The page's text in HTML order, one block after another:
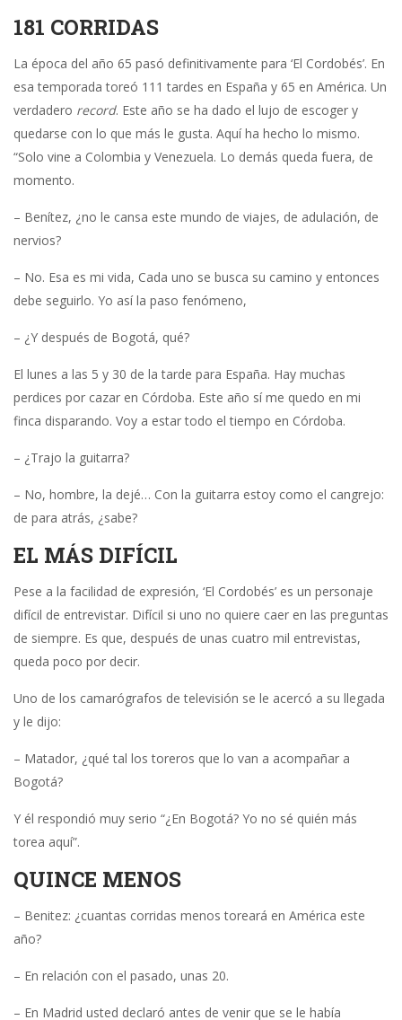
181 CORRIDAS
La época del año 65 pasó definitivamente para ‘El Cordobés’. En
esa temporada toreó 111 tardes en España y 65 en América. Un
verdadero record. Este año se ha dado el lujo de escoger y
quedarse con lo que más le gusta. Aquí ha hecho lo mismo.
“Solo vine a Colombia y Venezuela. Lo demás queda fuera, de
momento.
– Benítez, ¿no le cansa este mundo de viajes, de adulación, de
nervios?
– No. Esa es mi vida, Cada uno se busca su camino y entonces
debe seguirlo. Yo así la paso fenómeno,
– ¿Y después de Bogotá, qué?
El lunes a las 5 y 30 de la tarde para España. Hay muchas
perdices por cazar en Córdoba. Este año sí me quedo en mi
finca disparando. Voy a estar todo el tiempo en Córdoba.
– ¿Trajo la guitarra?
– No, hombre, la dejé… Con la guitarra estoy como el cangrejo:
de para atrás, ¿sabe?
EL MÁS DIFÍCIL
Pese a la facilidad de expresión, ‘El Cordobés’ es un personaje
difícil de entrevistar. Difícil si uno no quiere caer en las preguntas
de siempre. Es que, después de unas cuatro mil entrevistas,
queda poco por decir.
Uno de los camarógrafos de televisión se le acercó a su llegada
y le dijo:
– Matador, ¿qué tal los toreros que lo van a acompañar a
Bogotá?
Y él respondió muy serio “¿En Bogotá? Yo no sé quién más
torea aquí”.
QUINCE MENOS
– Benitez: ¿cuantas corridas menos toreará en América este
año?
– En relación con el pasado, unas 20.
– En Madrid usted declaró antes de venir que se le había